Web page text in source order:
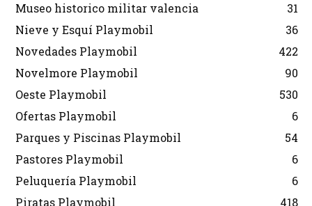
Museo historico militar valencia
31
Nieve y Esquí Playmobil
36
Novedades Playmobil
422
Novelmore Playmobil
90
Oeste Playmobil
530
Ofertas Playmobil
6
Parques y Piscinas Playmobil
54
Pastores Playmobil
6
Peluquería Playmobil
6
Piratas Playmobil
418